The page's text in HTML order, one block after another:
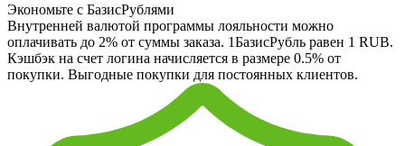
Экономьте с БазисРублями
Внутренней валютой программы лояльности можно
оплачивать до 2% от суммы заказа. 1БазисРубль равен 1 RUB.
Кэшбэк на счет логина начисляется в размере 0.5% от
покупки. Выгодные покупки для постоянных клиентов.